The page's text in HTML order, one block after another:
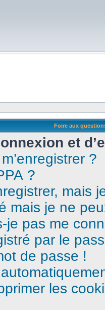
Foire aux
et
?
?
mais
mais je ne
je pas me
par le
de passe !
les